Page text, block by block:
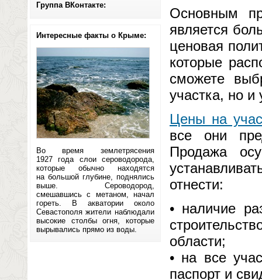
Группа ВКонтакте:
Интересные факты о Крыме:
Во время землетрясения
1927 года слои сероводорода,
которые обычно находятся
на большой глубине, поднялись
выше. Сероводород,
смешавшись с метаном, начал
гореть. В акватории около
Севастополя жители наблюдали
высокие столбы огня, которые
вырывались прямо из воды.
Основным
является
ценовая
которые
сможете
участка, но и
Цены на
все они
Продажа
отнести:
• наличие
области;
• на все
паспорт и